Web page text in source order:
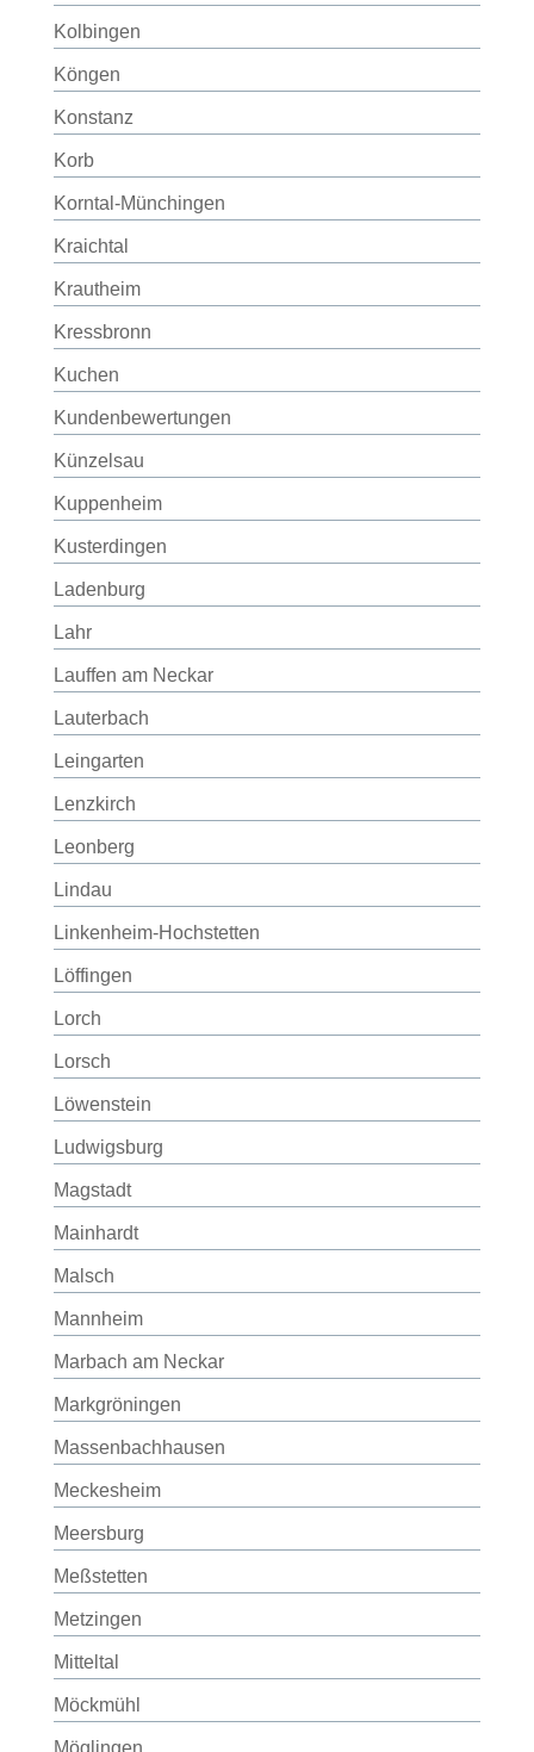
Kolbingen
Köngen
Konstanz
Korb
Korntal-Münchingen
Kraichtal
Krautheim
Kressbronn
Kuchen
Kundenbewertungen
Künzelsau
Kuppenheim
Kusterdingen
Ladenburg
Lahr
Lauffen am Neckar
Lauterbach
Leingarten
Lenzkirch
Leonberg
Lindau
Linkenheim-Hochstetten
Löffingen
Lorch
Lorsch
Löwenstein
Ludwigsburg
Magstadt
Mainhardt
Malsch
Mannheim
Marbach am Neckar
Markgröningen
Massenbachhausen
Meckesheim
Meersburg
Meßstetten
Metzingen
Mitteltal
Möckmühl
Möglingen